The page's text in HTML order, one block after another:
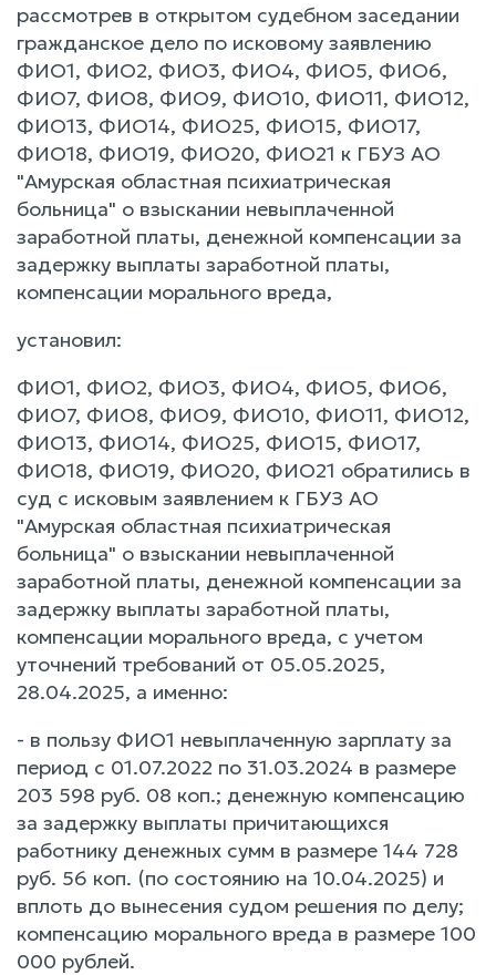
рассмотрев в открытом судебном заседании
гражданское дело по исковому заявлению
ФИО1, ФИО2, ФИО3, ФИО4, ФИО5, ФИО6,
ФИО7, ФИО8, ФИО9, ФИО10, ФИО11, ФИО12,
ФИО13, ФИО14, ФИО25, ФИО15, ФИО17,
ФИО18, ФИО19, ФИО20, ФИО21 к ГБУЗ АО
"Амурская областная психиатрическая
больница" о взыскании невыплаченной
заработной платы, денежной компенсации за
задержку выплаты заработной платы,
компенсации морального вреда,
установил:
ФИО1, ФИО2, ФИО3, ФИО4, ФИО5, ФИО6,
ФИО7, ФИО8, ФИО9, ФИО10, ФИО11, ФИО12,
ФИО13, ФИО14, ФИО25, ФИО15, ФИО17,
ФИО18, ФИО19, ФИО20, ФИО21 обратились в
суд с исковым заявлением к ГБУЗ АО
"Амурская областная психиатрическая
больница" о взыскании невыплаченной
заработной платы, денежной компенсации за
задержку выплаты заработной платы,
компенсации морального вреда, с учетом
уточнений требований от 05.05.2025,
28.04.2025, а именно:
- в пользу ФИО1 невыплаченную зарплату за
период с 01.07.2022 по 31.03.2024 в размере
203 598 руб. 08 коп.; денежную компенсацию
за задержку выплаты причитающихся
работнику денежных сумм в размере 144 728
руб. 56 коп. (по состоянию на 10.04.2025) и
вплоть до вынесения судом решения по делу;
компенсацию морального вреда в размере 100
000 рублей.